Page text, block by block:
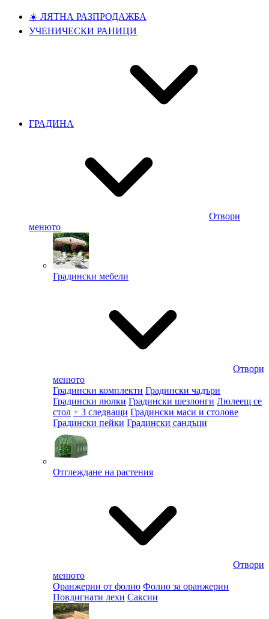
☀️ ЛЯТНА РАЗПРОДАЖБА
УЧЕНИЧЕСКИ РАНИЦИ
ГРАДИНА
Отвори
менюто
Градински мебели
Отвори
менюто
Градински комплекти Градински чадъри
Градински люлки Градински шезлонги Люлеещ се
стол + 3 следващи Градински маси и столове
Градински пейки Градински сандъци
Отглеждане на растения
Отвори
менюто
Оранжерии от фолио Фолио за оранжерии
Повдигнати лехи Саксии